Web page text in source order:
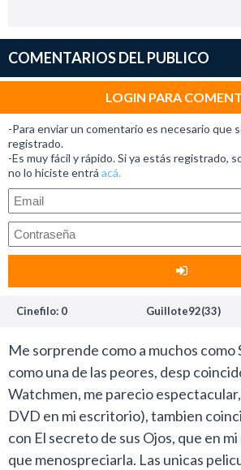
COMENTARIOS DEL PUBLICO
LOGIN PARA
-Para enviar un comentario es necesario que
registrado.
-Es muy fácil y rápido. Si ya estás registrado,
no lo hiciste entrá acá.
Cinefilo: 0 Guillote92(33)
Me sorprende como a muchos como
como una de las peores, desp
Watchmen, me parecio
DVD en mi escritorio), tambien
con El secreto de sus Ojos, que en
que menospreciarla. Las unicas